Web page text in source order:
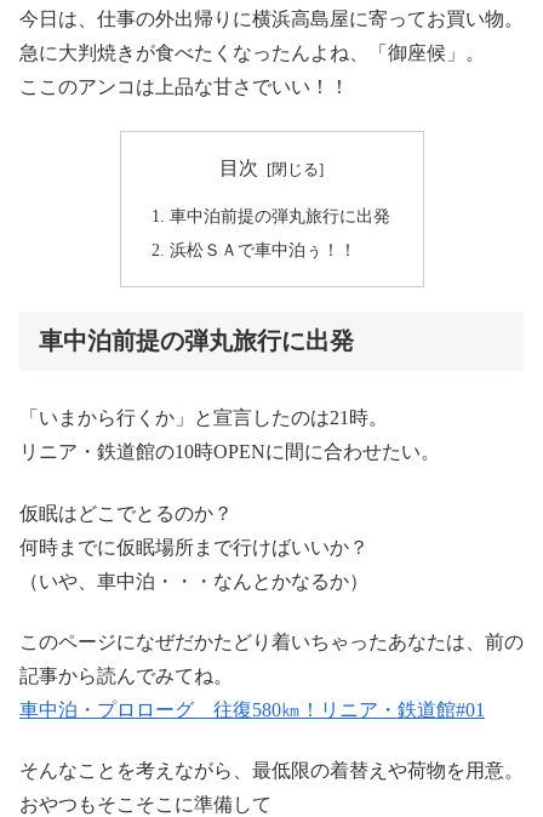
今日は、仕事の外出帰りに横浜高島屋に寄ってお買い物。
急に大判焼きが食べたくなったんよね、「御座候」。
ここのアンコは上品な甘さでいい！！
目次
車中泊前提の弾丸旅行に出発
浜松ＳＡで車中泊ぅ！！
車中泊前提の弾丸旅行に出発
「いまから行くか」と宣言したのは21時。
リニア・鉄道館の10時OPENに間に合わせたい。
仮眠はどこでとるのか？
何時までに仮眠場所まで行けばいいか？
（いや、車中泊・・・なんとかなるか）
このページになぜだかたどり着いちゃったあなたは、前の
記事から読んでみてね。
車中泊・プロローグ 往復580㎞！リニア・鉄道館#01
そんなことを考えながら、最低限の着替えや荷物を用意。
おやつもそこそこに準備して